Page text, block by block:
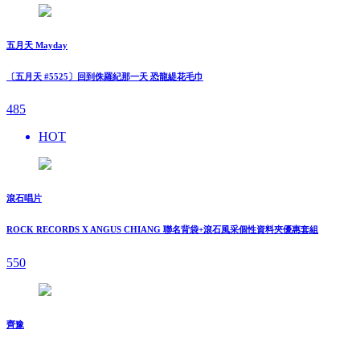
五月天 Mayday
〔五月天 #5525〕回到侏羅紀那一天 恐龍緹花毛巾
485
HOT
滾石唱片
ROCK RECORDS X ANGUS CHIANG 聯名背袋+滾石風采個性資料夾優惠套組
550
齊豫